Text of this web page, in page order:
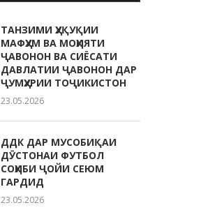
ТАНЗИМИ ҲУҚУҚИИ
МАФҲУМ ВА МОҲИЯТИ
ҶАВОНОН ВА СИЁСАТИ
ДАВЛАТИИ ҶАВОНОН ДАР
ҶУМҲУРИИ ТОҶИКИСТОН
23.05.2026
ДДК ДАР МУСОБИҚАИ
ДӮСТОНАИ ФУТБОЛ
СОҲИБИ ҶОЙИ СЕЮМ
ГАРДИД
23.05.2026